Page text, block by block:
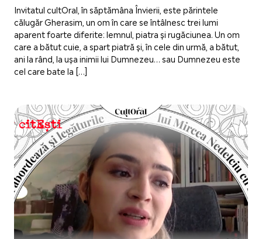
Invitatul cultOral, în săptămâna Învierii, este părintele
călugăr Gherasim, un om în care se întâlnesc trei lumi
aparent foarte diferite: lemnul, piatra și rugăciunea. Un om
care a bătut cuie, a spart piatră și, în cele din urmă, a bătut,
ani la rând, la ușa inimii lui Dumnezeu… sau Dumnezeu este
cel care bate la […]